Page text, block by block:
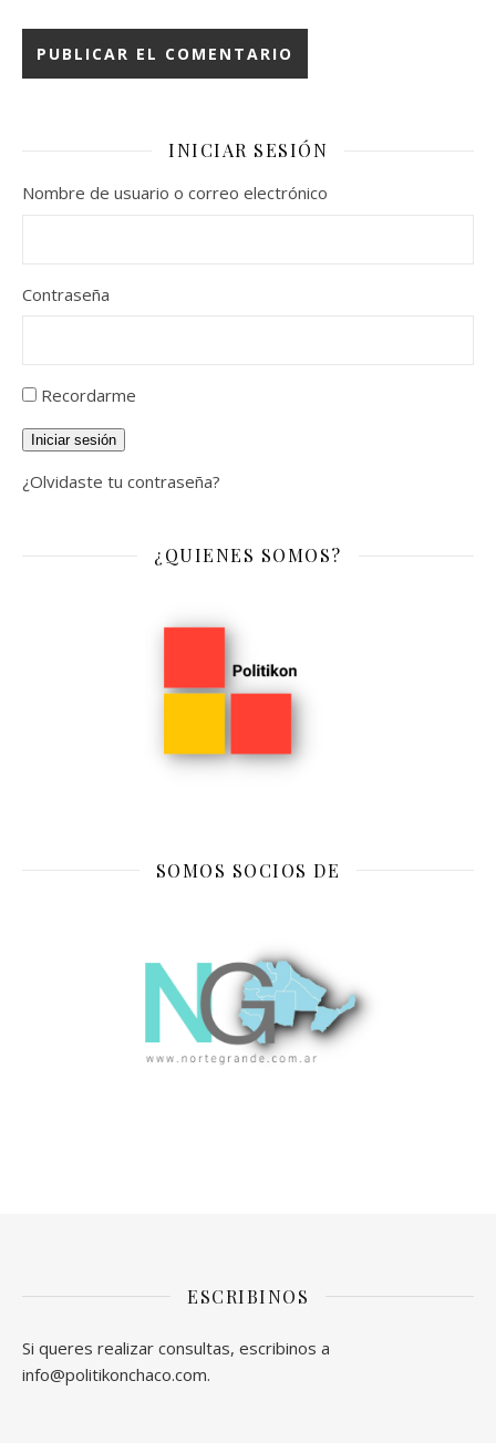
INICIAR SESIÓN
Nombre de usuario o correo electrónico
Contraseña
Recordarme
Iniciar sesión
¿Olvidaste tu contraseña?
¿QUIENES SOMOS?
SOMOS SOCIOS DE
ESCRIBINOS
Si queres realizar consultas, escribinos a
info@politikonchaco.com.